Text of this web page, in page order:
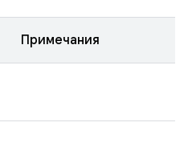
Примечания